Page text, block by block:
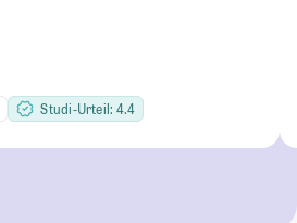
Studi-Urteil: 4.4